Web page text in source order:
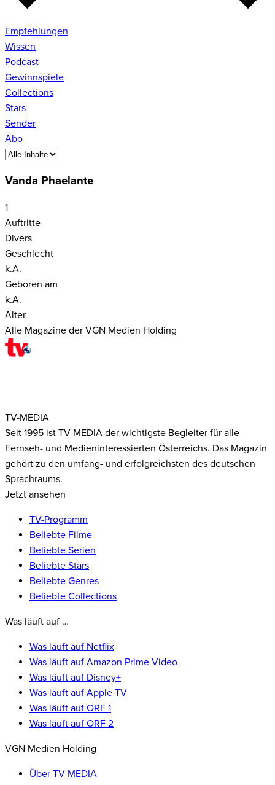
Empfehlungen
Wissen
Podcast
Gewinnspiele
Collections
Stars
Sender
Abo
Vanda Phaelante
1
Auftritte
Divers
Geschlecht
k.A.
Geboren am
k.A.
Alter
Alle Magazine der VGN Medien Holding
TV-MEDIA
Seit 1995 ist TV-MEDIA der wichtigste Begleiter für alle
Fernseh- und Medieninteressierten Österreichs. Das Magazin
gehört zu den umfang- und erfolgreichsten des deutschen
Sprachraums.
Jetzt ansehen
TV-Programm
Beliebte Filme
Beliebte Serien
Beliebte Stars
Beliebte Genres
Beliebte Collections
Was läuft auf …
Was läuft auf Netflix
Was läuft auf Amazon Prime Video
Was läuft auf Disney+
Was läuft auf Apple TV
Was läuft auf ORF 1
Was läuft auf ORF 2
VGN Medien Holding
Über TV-MEDIA